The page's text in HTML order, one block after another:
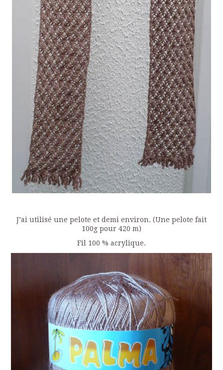
J’ai utilisé une pelote et demi environ. (Une pelote fait
100g pour 420 m)
Fil 100 % acrylique.